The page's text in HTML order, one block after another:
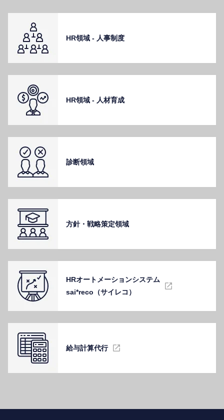
HR領域 - ⼈事制度
HR領域 - ⼈材育成
診断領域
⽅針・戦略策定領域
HRオートメーションシステム
sai*reco（サイレコ）
給与計算代⾏